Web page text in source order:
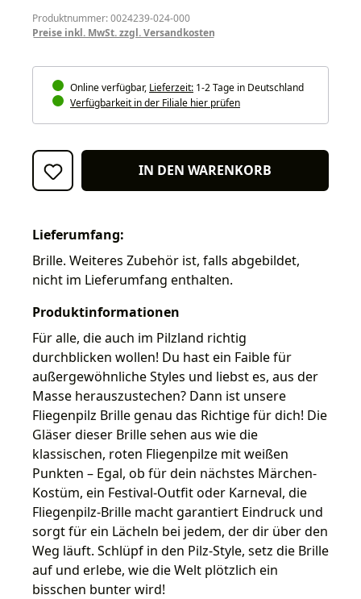
Produktnummer: 0024239-024-000
Preise inkl. MwSt. zzgl. Versandkosten
Online verfügbar, Lieferzeit: 1-2 Tage in Deutschland
Verfügbarkeit in der Filiale hier prüfen
IN DEN WARENKORB
Lieferumfang:
Brille. Weiteres Zubehör ist, falls abgebildet,
nicht im Lieferumfang enthalten.
Produktinformationen
Für alle, die auch im Pilzland richtig
durchblicken wollen! Du hast ein Faible für
außergewöhnliche Styles und liebst es, aus der
Masse herauszustechen? Dann ist unsere
Fliegenpilz Brille genau das Richtige für dich! Die
Gläser dieser Brille sehen aus wie die
klassischen, roten Fliegenpilze mit weißen
Punkten – Egal, ob für dein nächstes Märchen-
Kostüm, ein Festival-Outfit oder Karneval, die
Fliegenpilz-Brille macht garantiert Eindruck und
sorgt für ein Lächeln bei jedem, der dir über den
Weg läuft. Schlüpf in den Pilz-Style, setz die Brille
auf und erlebe, wie die Welt plötzlich ein
bisschen bunter wird!